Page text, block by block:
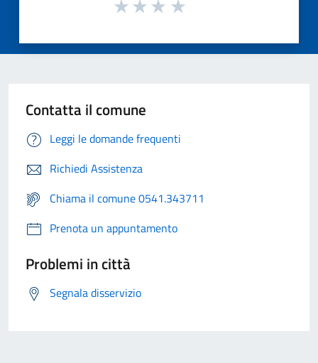
Contatta il comune
Leggi le domande frequenti
Richiedi Assistenza
Chiama il comune 0541.343711
Prenota un appuntamento
Problemi in città
Segnala disservizio